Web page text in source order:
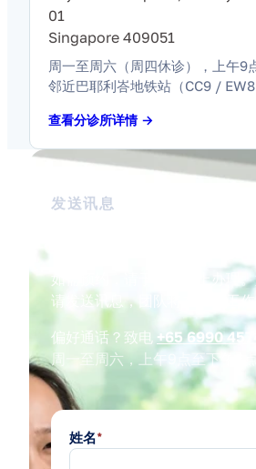
01
Singapore 409051
周一至周六（周四休诊），上午9
邻近巴耶利峇地铁站（CC9 / EW8
查看分诊所详情 →
发送讯息
如需预约，请于下方线上办理。
请发送讯息，团队将在一个工
偏好通话？致电 +65 6990
周一至周六，上午9点至下午6
姓名*